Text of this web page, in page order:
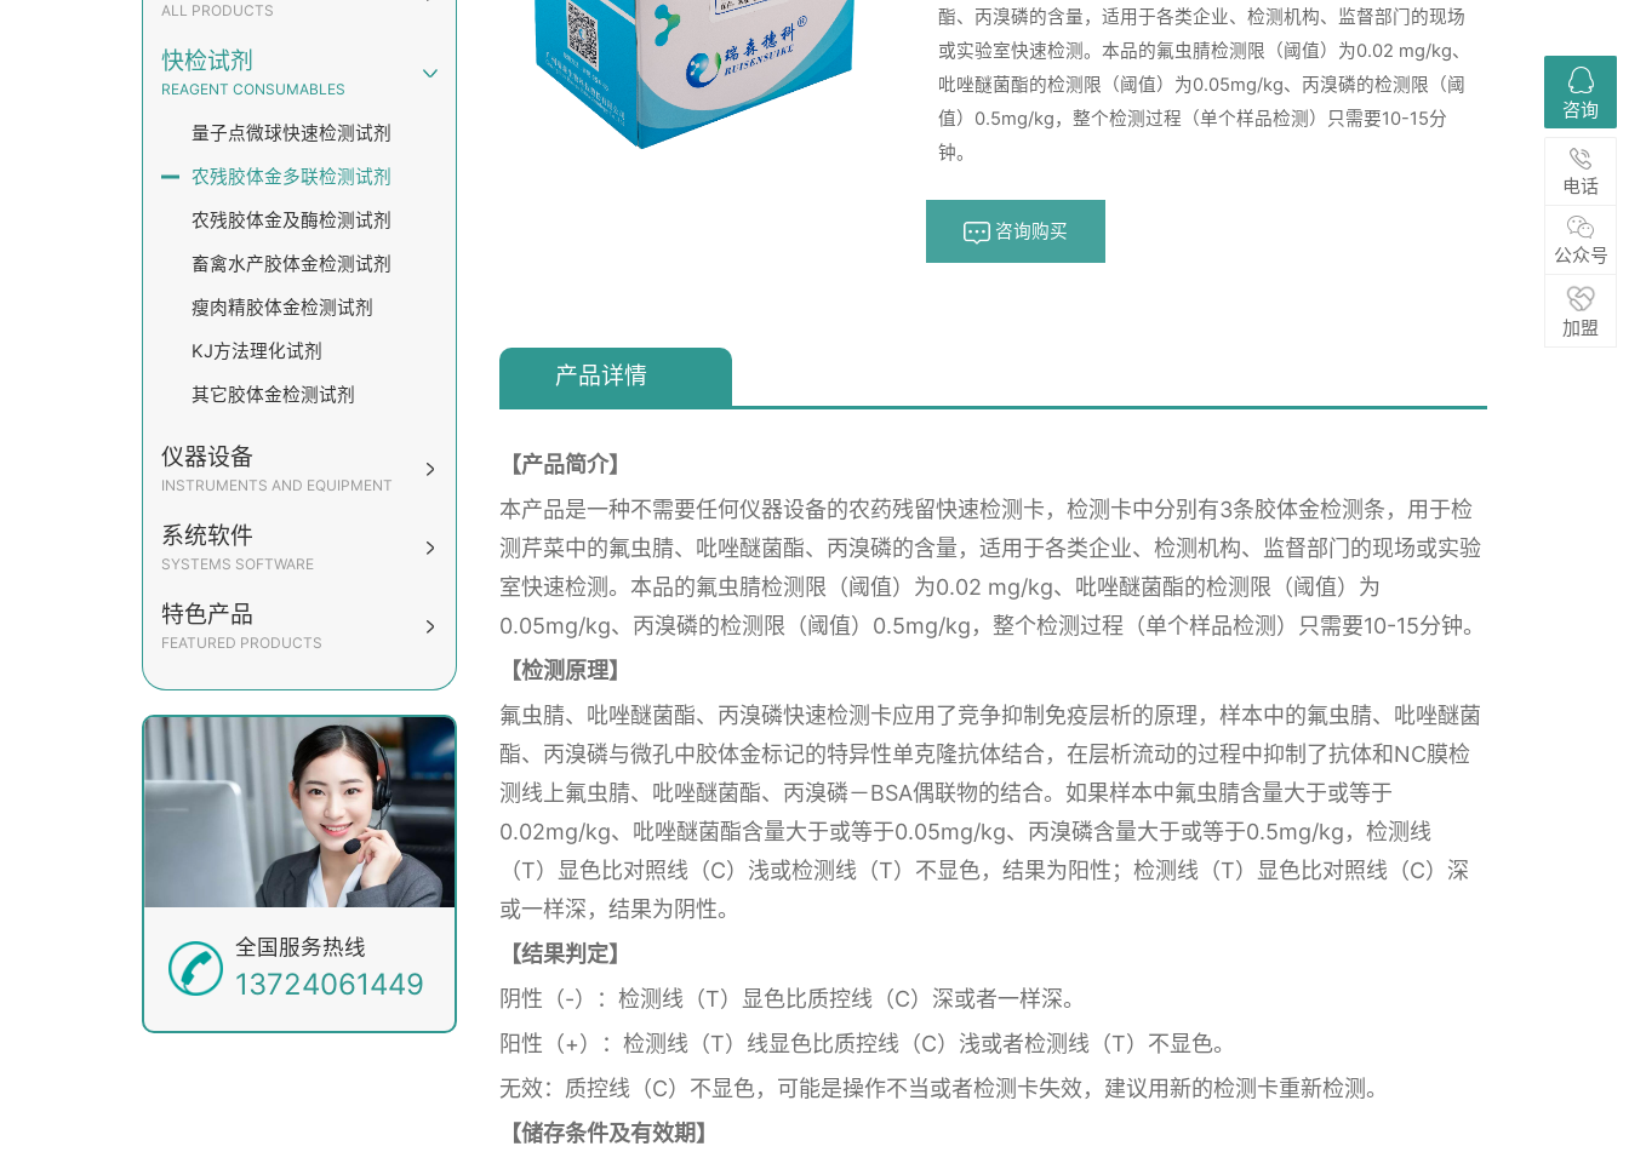
ALL PRODUCTS
快检试剂
REAGENT CONSUMABLES
量子点微球快速检测试剂
农残胶体金多联检测试剂
农残胶体金及酶检测试剂
畜禽水产胶体金检测试剂
瘦肉精胶体金检测试剂
KJ方法理化试剂
其它胶体金检测试剂
仪器设备
INSTRUMENTS AND EQUIPMENT
系统软件
SYSTEMS SOFTWARE
特色产品
FEATURED PRODUCTS
全国服务热线
13724061449
酯、丙溴磷的含量，适用于各类企业、检测机构、监督部门的现场
或实验室快速检测。本品的氟虫腈检测限（阈值）为0.02 mg/kg、
吡唑醚菌酯的检测限（阈值）为0.05mg/kg、丙溴磷的检测限（阈
值）0.5mg/kg，整个检测过程（单个样品检测）只需要10-15分
钟。
咨询购买
产品详情
【产品简介】
本产品是一种不需要任何仪器设备的农药残留快速检测卡，检测卡中分别有3条胶体金检测条，用于检
测芹菜中的氟虫腈、吡唑醚菌酯、丙溴磷的含量，适用于各类企业、检测机构、监督部门的现场或实验
室快速检测。本品的氟虫腈检测限（阈值）为0.02 mg/kg、吡唑醚菌酯的检测限（阈值）为
0.05mg/kg、丙溴磷的检测限（阈值）0.5mg/kg，整个检测过程（单个样品检测）只需要10-15分钟。
【检测原理】
氟虫腈、吡唑醚菌酯、丙溴磷快速检测卡应用了竞争抑制免疫层析的原理，样本中的氟虫腈、吡唑醚菌
酯、丙溴磷与微孔中胶体金标记的特异性单克隆抗体结合，在层析流动的过程中抑制了抗体和NC膜检
测线上氟虫腈、吡唑醚菌酯、丙溴磷－BSA偶联物的结合。如果样本中氟虫腈含量大于或等于
0.02mg/kg、吡唑醚菌酯含量大于或等于0.05mg/kg、丙溴磷含量大于或等于0.5mg/kg，检测线
（T）显色比对照线（C）浅或检测线（T）不显色，结果为阳性；检测线（T）显色比对照线（C）深
或一样深，结果为阴性。
【结果判定】
阴性（-）：检测线（T）显色比质控线（C）深或者一样深。
阳性（+）：检测线（T）线显色比质控线（C）浅或者检测线（T）不显色。
无效：质控线（C）不显色，可能是操作不当或者检测卡失效，建议用新的检测卡重新检测。
【储存条件及有效期】
咨询
电话
公众号
加盟